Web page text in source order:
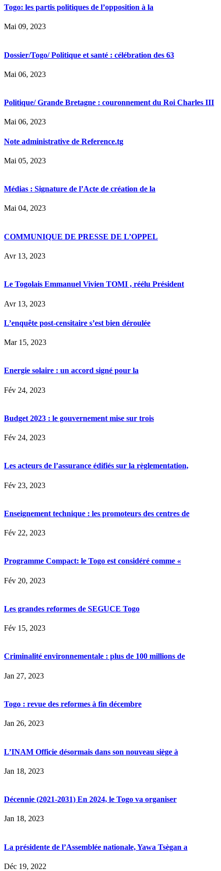
Togo: les partis politiques de l’opposition à la
Mai 09, 2023
Dossier/Togo/ Politique et santé : célébration des 63
Mai 06, 2023
Politique/ Grande Bretagne : couronnement du Roi Charles III
Mai 06, 2023
Note administrative de Reference.tg
Mai 05, 2023
Médias : Signature de l’Acte de création de la
Mai 04, 2023
COMMUNIQUE DE PRESSE DE L’OPPEL
Avr 13, 2023
Le Togolais Emmanuel Vivien TOMI , réélu Président
Avr 13, 2023
L’enquête post-censitaire s’est bien déroulée
Mar 15, 2023
Energie solaire : un accord signé pour la
Fév 24, 2023
Budget 2023 : le gouvernement mise sur trois
Fév 24, 2023
Les acteurs de l’assurance édifiés sur la règlementation,
Fév 23, 2023
Enseignement technique : les promoteurs des centres de
Fév 22, 2023
Programme Compact: le Togo est considéré comme «
Fév 20, 2023
Les grandes reformes de SEGUCE Togo
Fév 15, 2023
Criminalité environnementale : plus de 100 millions de
Jan 27, 2023
Togo : revue des reformes à fin décembre
Jan 26, 2023
L’INAM Officie désormais dans son nouveau siège à
Jan 18, 2023
Décennie (2021-2031) En 2024, le Togo va organiser
Jan 18, 2023
La présidente de l’Assemblée nationale, Yawa Tsègan a
Déc 19, 2022